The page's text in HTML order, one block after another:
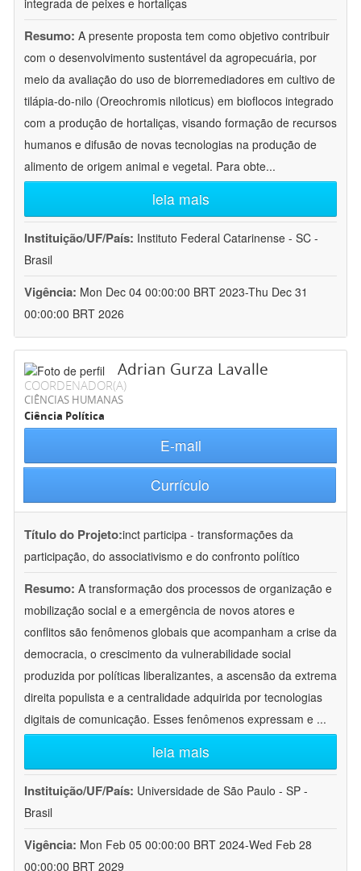
integrada de peixes e hortaliças
Resumo: A presente proposta tem como objetivo contribuir
com o desenvolvimento sustentável da agropecuária, por
meio da avaliação do uso de biorremediadores em cultivo de
tilápia-do-nilo (Oreochromis niloticus) em bioflocos integrado
com a produção de hortaliças, visando formação de recursos
humanos e difusão de novas tecnologias na produção de
alimento de origem animal e vegetal. Para obte...
leia mais
Instituição/UF/País: Instituto Federal Catarinense - SC -
Brasil
Vigência: Mon Dec 04 00:00:00 BRT 2023-Thu Dec 31
00:00:00 BRT 2026
Adrian Gurza Lavalle
COORDENADOR(A)
CIÊNCIAS HUMANAS
Ciência Política
E-mail
Currículo
Título do Projeto:inct participa - transformações da
participação, do associativismo e do confronto político
Resumo: A transformação dos processos de organização e
mobilização social e a emergência de novos atores e
conflitos são fenômenos globais que acompanham a crise da
democracia, o crescimento da vulnerabilidade social
produzida por políticas liberalizantes, a ascensão da extrema
direita populista e a centralidade adquirida por tecnologias
digitais de comunicação. Esses fenômenos expressam e ...
leia mais
Instituição/UF/País: Universidade de São Paulo - SP -
Brasil
Vigência: Mon Feb 05 00:00:00 BRT 2024-Wed Feb 28
00:00:00 BRT 2029